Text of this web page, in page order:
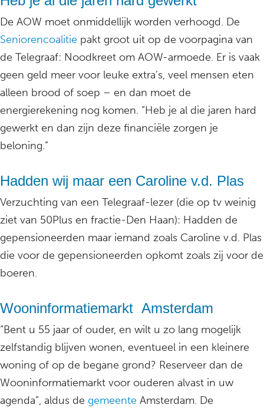
De AOW moet onmiddellijk worden verhoogd. De
Seniorencoalitie pakt groot uit op de voorpagina van
de Telegraaf: Noodkreet om AOW-armoede. Er is vaak
geen geld meer voor leuke extra’s, veel mensen eten
alleen brood of soep – en dan moet de
energierekening nog komen. “Heb je al die jaren hard
gewerkt en dan zijn deze financiële zorgen je
beloning.”
Hadden wij maar een Caroline v.d. Plas
Verzuchting van een Telegraaf-lezer (die op tv weinig
ziet van 50Plus en fractie-Den Haan): Hadden de
gepensioneerden maar iemand zoals Caroline v.d. Plas
die voor de gepensioneerden opkomt zoals zij voor de
boeren.
Wooninformatiemarkt Amsterdam
“Bent u 55 jaar of ouder, en wilt u zo lang mogelijk
zelfstandig blijven wonen, eventueel in een kleinere
woning of op de begane grond? Reserveer dan de
Wooninformatiemarkt voor ouderen alvast in uw
agenda”, aldus de gemeente Amsterdam. De